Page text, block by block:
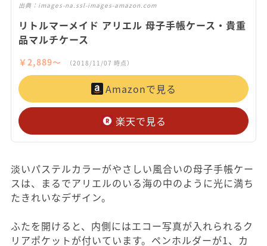
出典： images-na.ssl-images-amazon.com
リトルマーメイド アリエル 母子手帳ケース・貴重
品マルチケース
￥2,889〜 （2018/11/07 時点）
Amazonで見る
楽天で見る
淡いパステルカラーがやさしい風合いの母子手帳ケー
スは、まるでアリエルのいる海の中のように光に満ち
たきれいなデザイン。
ふたを開けると、内側にはエコー写真が入れられるク
リアポケットが付いています。ペンホルダーが1、カ